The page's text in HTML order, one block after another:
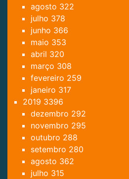
agosto 322
julho 378
junho 366
maio 353
abril 320
março 308
fevereiro 259
janeiro 317
2019 3396
dezembro 292
novembro 295
outubro 288
setembro 280
agosto 362
julho 315